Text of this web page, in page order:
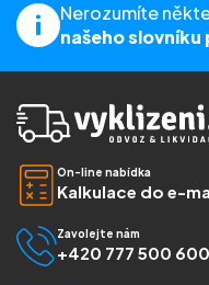
Nerozumíte
našeho slovníku
On-line nabídka
Kalkulace do e-
Zavolejte nám
+420 777 500 600